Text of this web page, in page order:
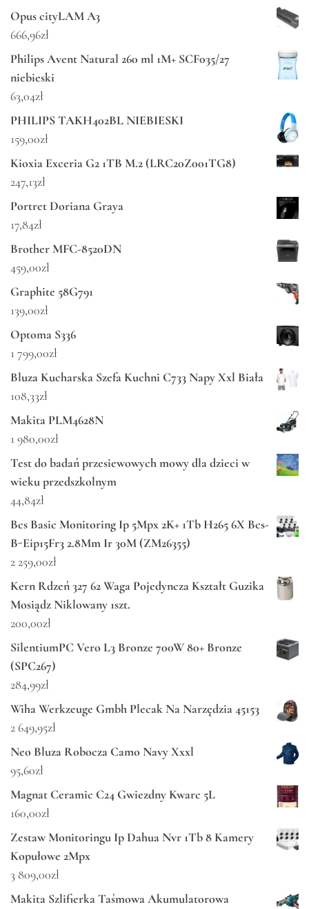
Opus cityLAM A3
666,96zł
Philips Avent Natural 260 ml 1M+ SCF035/27
niebieski
63,04zł
PHILIPS TAKH402BL NIEBIESKI
159,00zł
Kioxia Exceria G2 1TB M.2 (LRC20Z001TG8)
247,13zł
Portret Doriana Graya
17,84zł
Brother MFC-8520DN
459,00zł
Graphite 58G791
139,00zł
Optoma S336
1 799,00zł
Bluza Kucharska Szefa Kuchni C733 Napy Xxl Biała
108,33zł
Makita PLM4628N
1 980,00zł
Test do badań przesiewowych mowy dla dzieci w
wieku przedszkolnym
44,84zł
Bcs Basic Monitoring Ip 5Mpx 2K+ 1Tb H265 6X Bcs-
B-Eip15Fr3 2.8Mm Ir 30M (ZM26355)
2 259,00zł
Kern Rdzeń 327 62 Waga Pojedyncza Kształt Guzika
Mosiądz Niklowany 1szt.
200,00zł
SilentiumPC Vero L3 Bronze 700W 80+ Bronze
(SPC267)
284,99zł
Wiha Werkzeuge Gmbh Plecak Na Narzędzia 45153
2 649,95zł
Neo Bluza Robocza Camo Navy Xxxl
95,60zł
Magnat Ceramic C24 Gwiezdny Kwarc 5L
160,00zł
Zestaw Monitoringu Ip Dahua Nvr 1Tb 8 Kamery
Kopułowe 2Mpx
3 809,00zł
Makita Szlifierka Taśmowa Akumulatorowa